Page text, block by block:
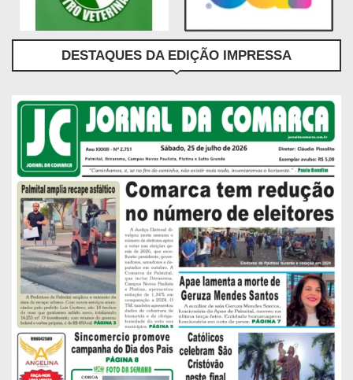
DESTAQUES DA EDIÇÃO IMPRESSA